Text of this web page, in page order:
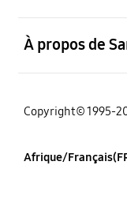
À propos de
Copyright© 1995-
Afrique/